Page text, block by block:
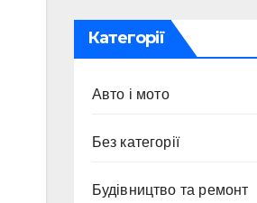
Категорії
Авто і мото
Без категорії
Будівництво та ремонт